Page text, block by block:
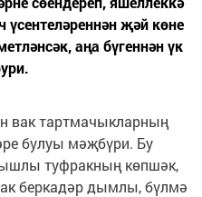
җәй көне
аңа бүгеннән үк
вак тартмачыкларның
булуы мәҗбүри. Бу
туфракның көпшәк,
беркадәр дымлы, бүлмә